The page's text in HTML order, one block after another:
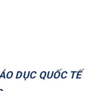
DỤC QUỐC TẾ